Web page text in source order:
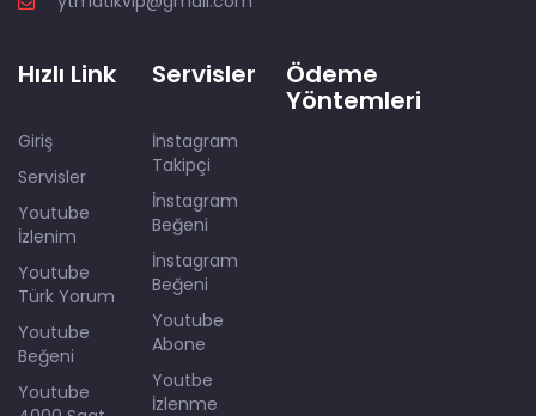
Hızlı Link
Giriş
Servisler
Youtube
İzlenim
Youtube
Türk Yorum
Youtube
Beğeni
Youtube
Servisler
İnstagram
Takipçi
İnstagram
Beğeni
İnstagram
Beğeni
Youtube
Abone
Youtbe
İzlenme
Ödeme
Yöntemleri